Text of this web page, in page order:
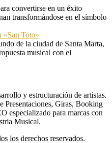
convertirse en un éxito
transformándose en el símbolo
«San Toto»
de la ciudad de Santa Marta,
musical con el
y estructuración de artistas.
Presentaciones, Giras, Booking
especializado para marcas con
Musical.
los derechos reservados.